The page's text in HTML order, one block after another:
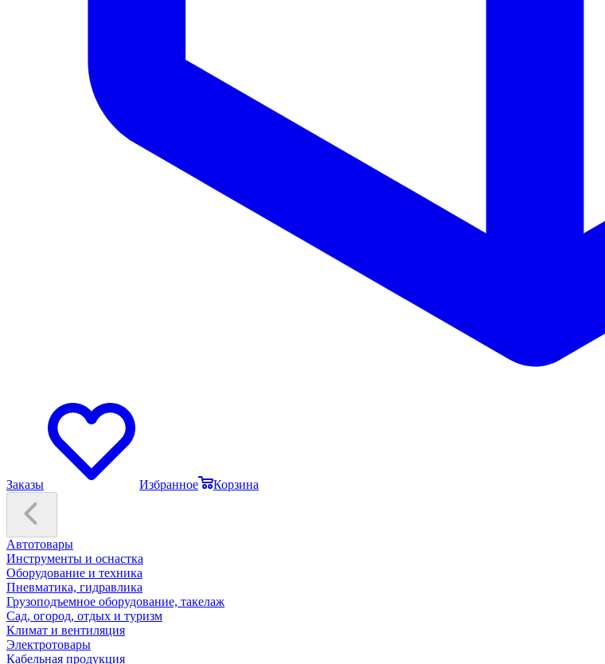
Заказы Избранное Корзина
Автотовары
Инструменты и оснастка
Оборудование и техника
Пневматика, гидравлика
Грузоподъемное оборудование, такелаж
Сад, огород, отдых и туризм
Климат и вентиляция
Электротовары
Кабельная продукция